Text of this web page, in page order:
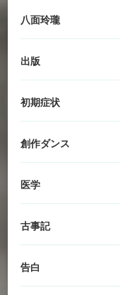
八面玲瓏
出版
初期症状
創作ダンス
医学
古事記
告白